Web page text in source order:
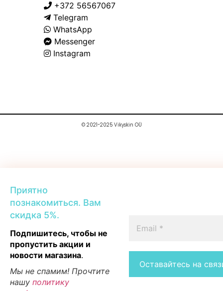
Приятно
познакомиться. Вам
скидка 5%.
Подпишитесь, чтобы не
пропустить акции и
новости магазина.
Мы не спамим! Прочтите
нашу политику
+372 56567067
Telegram
WhatsApp
Messenger
Instagram
© 2021-2025 Vikyskin OÜ